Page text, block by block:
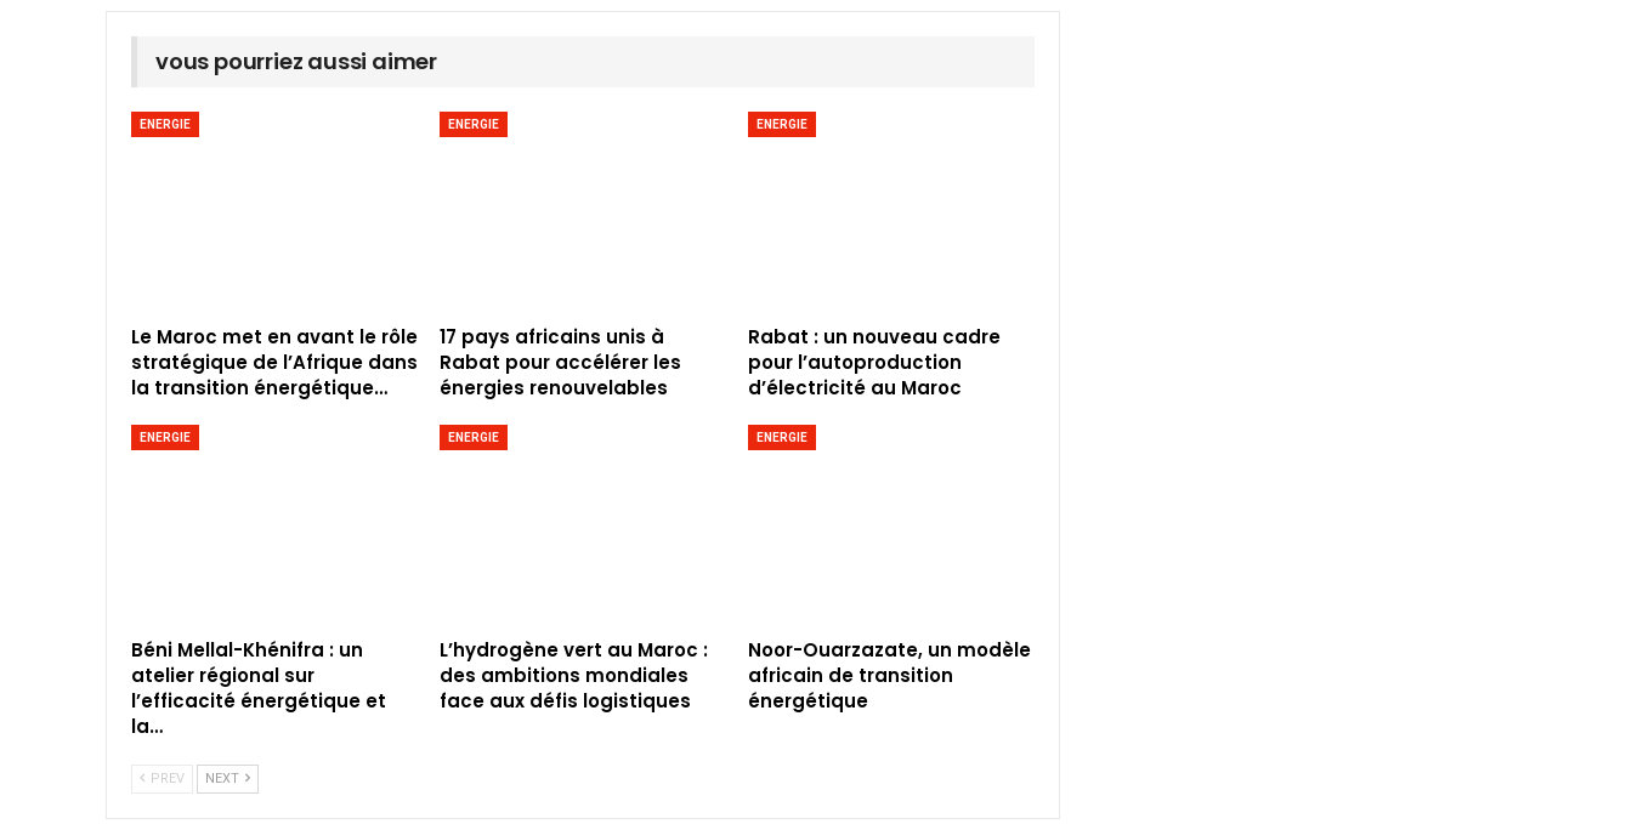
vous pourriez aussi aimer
ENERGIE
Le Maroc met en avant le rôle
stratégique de l’Afrique dans
la transition énergétique…
ENERGIE
17 pays africains unis à
Rabat pour accélérer les
énergies renouvelables
ENERGIE
Rabat : un nouveau cadre
pour l’autoproduction
d’électricité au Maroc
ENERGIE
Béni Mellal-Khénifra : un
atelier régional sur
l’efficacité énergétique et
la…
ENERGIE
L’hydrogène vert au Maroc :
des ambitions mondiales
face aux défis logistiques
ENERGIE
Noor-Ouarzazate, un modèle
africain de transition
énergétique
PREV NEXT